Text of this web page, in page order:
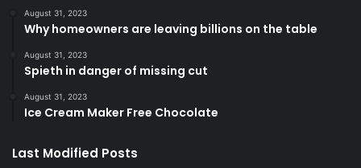
August 31, 2023
Why homeowners are leaving billions on the table
August 31, 2023
Spieth in danger of missing cut
August 31, 2023
Ice Cream Maker Free Chocolate
Last Modified Posts